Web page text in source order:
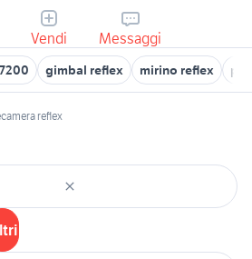
Vendi Messaggi
gimbal reflex mirino reflex
reflex